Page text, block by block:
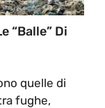
“Balle” Di
quelle di
fughe,